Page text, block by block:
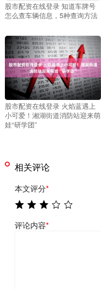
股市配资在线登录 知道车牌号
怎么查车辆信息，5种查询方法
股市配资在线登录 火焰蓝遇上
小可爱！湘湖街道消防站迎来萌
娃“研学团”
相关评论
本文评分*
评论内容*